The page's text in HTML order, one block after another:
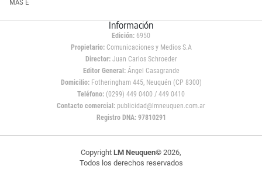
MAS E
Información
Edición: 6950
Propietario:Comunicaciones y Medios S.A
Director: Juan Carlos Schroeder
Editor General:Ángel Casagrande
Domicilio:Fotheringham 445, Neuquén (CP 8300)
Teléfono: (0299) 449 0400 / 449 0410
Contacto comercial: publicidad@lmneuquen.com.ar
Registro DNA: 97810291
Copyright LM Neuquen© 2026,
Todos los derechos reservados